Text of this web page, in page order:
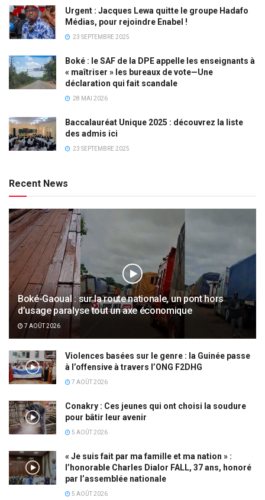
Urgent : Jacques Lewa quitte le groupe Hadafo
Médias, pour rejoindre Enabel !
23 SEPTEMBRE 2025
Boké : le SAF de la DPE appelle les enseignants à
« maîtriser » les bureaux de vote—Une
déclaration qui fait scandale
28 MAI 2026
Baccalauréat Unique 2025 : découvrez la liste
des admis ici
23 SEPTEMBRE 2025
Recent News
Boké-Gaoual : sur la route nationale, un pont hors
d’usage paralyse tout un axe économique
7 AOÛT 2026
Violences basées sur le genre : la Guinée passe
à l’offensive à travers l’ONG F2DHG
7 AOÛT 2026
Conakry : Ces jeunes qui ont choisi la soudure
pour bâtir leur avenir
5 AOÛT 2026
« Je suis fait par ma famille et ma nation » :
l’honorable Charles Dialor FALL, 37 ans, honoré
par l’assemblée nationale
5 AOÛT 2026